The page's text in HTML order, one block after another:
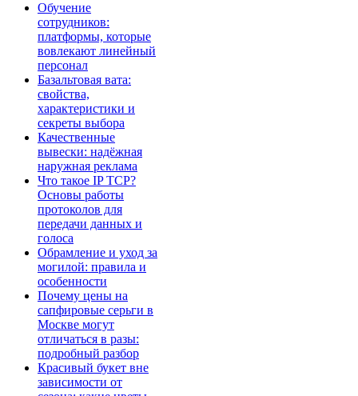
Обучение
сотрудников:
платформы, которые
вовлекают линейный
персонал
Базальтовая вата:
свойства,
характеристики и
секреты выбора
Качественные
вывески: надёжная
наружная реклама
Что такое IP TCP?
Основы работы
протоколов для
передачи данных и
голоса
Обрамление и уход за
могилой: правила и
особенности
Почему цены на
сапфировые серьги в
Москве могут
отличаться в разы:
подробный разбор
Красивый букет вне
зависимости от